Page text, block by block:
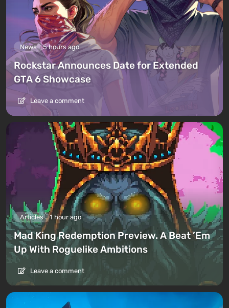
News 5 hours ago
Rockstar Announces Date for Extended
GTA 6 Showcase
Leave a comment
Articles 1 hour ago
Mad King Redemption Preview. A Beat ’Em
Up With Roguelike Ambitions
Leave a comment